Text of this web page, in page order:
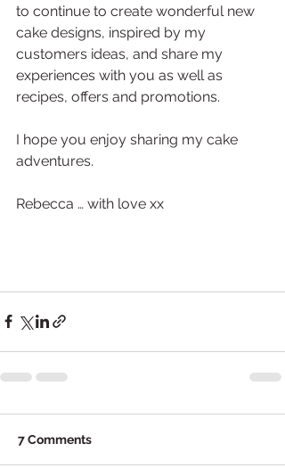
to continue to create wonderful new
cake designs, inspired by my
customers ideas, and share my
experiences with you as well as
recipes, offers and promotions.
I hope you enjoy sharing my cake
adventures.
Rebecca … with love xx
7 Comments